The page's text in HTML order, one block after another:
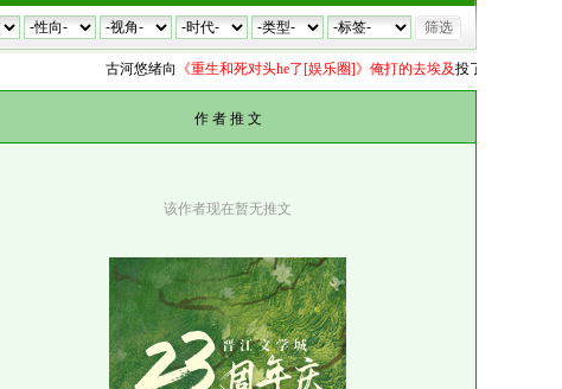
古河悠绪向《重生和死对头he了[娱乐圈]》俺打的去埃及投了1个深水鱼雷
作 者 推 文
该作者现在暂无推文